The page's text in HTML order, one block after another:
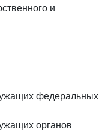
и
федеральных
органов